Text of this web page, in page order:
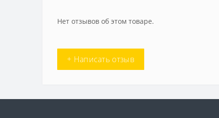
Нет отзывов об этом товаре.
+ Написать отзыв